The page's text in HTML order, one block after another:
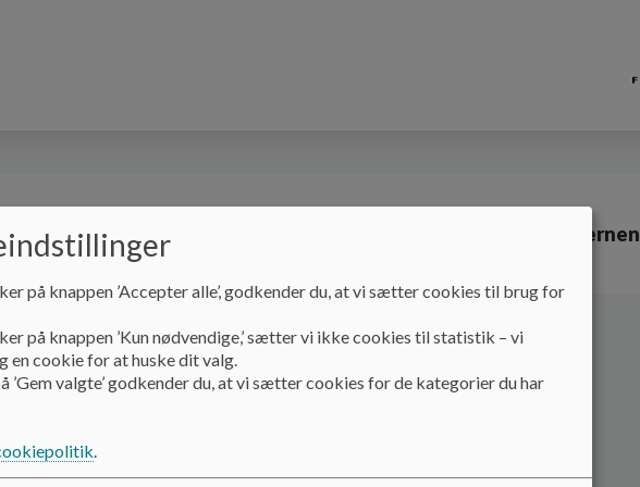
Til nye forældre Job i Stjernen
Til nye forældre Rundvisning
Rundvisning
Vi vil meget gerne vise jer vores hus.
på knappen ’Accepter alle’, godkender du, at vi sætter cookies til brug for
på knappen ’Kun nødvendige,’ sætter vi ikke cookies til statistik – vi
en cookie for at huske dit valg.
’Gem valgte’ godkender du, at vi sætter cookies for de kategorier du har
.